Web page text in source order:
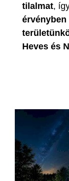
tilalmat,
érvényben
Heves és